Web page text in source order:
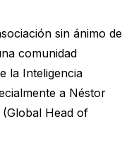
sin ánimo de
comunidad
la Inteligencia
a Néstor
Head of